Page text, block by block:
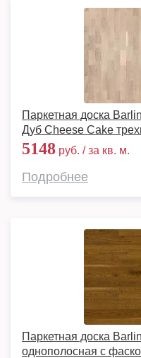
Паркетная доска
Дуб Cheese Cake
5148 руб. / за кв. м.
Подробнее
Паркетная доска
однополосная с